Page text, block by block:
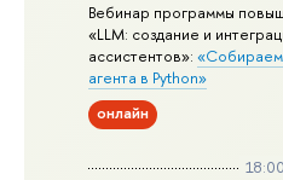
Вебинар программы
«LLM: создание и
ассистентов»:
агента в Python»
онлайн
18:00